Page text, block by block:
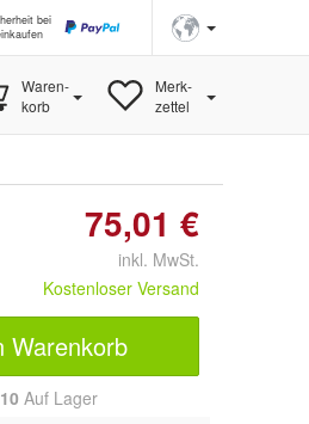
bei
Waren-
korb
Merk-
zettel
75,01 €
inkl. MwSt.
Kostenloser Versand
Warenkorb
10 Auf Lager